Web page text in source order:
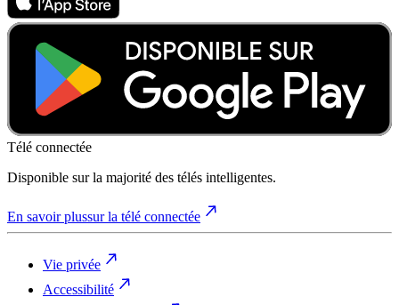
Télé connectée
Disponible sur la majorité des télés intelligentes.
En savoir plussur la télé connectée
Vie privée
Accessibilité